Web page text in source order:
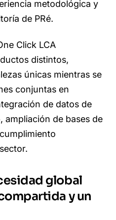
metodológica y
de PRé.
Click LCA
distintos,
únicas mientras se
conjuntas en
de datos de
ampliación de bases de
global
y un